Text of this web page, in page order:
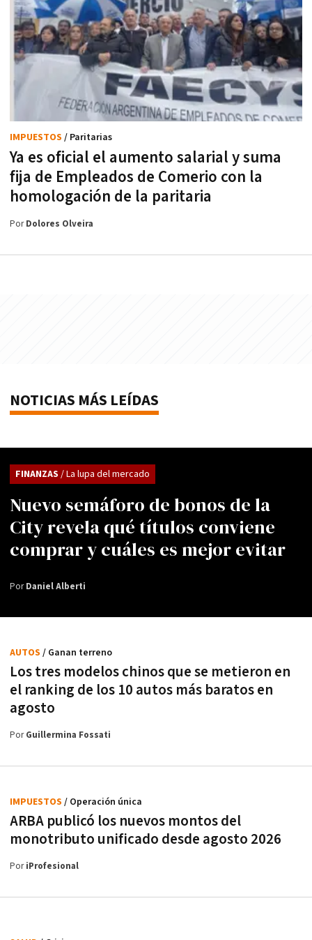
Ya es oficial el aumento salarial y suma
fija de Empleados de Comerio con la
homologación de la paritaria
IMPUESTOS / Paritarias
PorDolores Olveira
NOTICIAS MÁS LEÍDAS
Nuevo semáforo de bonos de la
City revela qué títulos conviene
comprar y cuáles es mejor evitar
FINANZAS / La lupa del mercado
PorDaniel Alberti
Los tres modelos chinos que se metieron en
el ranking de los 10 autos más baratos en
agosto
AUTOS / Ganan terreno
PorGuillermina Fossati
ARBA publicó los nuevos montos del
monotributo unificado desde agosto 2026
IMPUESTOS / Operación única
PoriProfesional